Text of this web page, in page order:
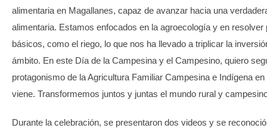
alimentaria en Magallanes, capaz de avanzar hacia una
alimentaria. Estamos enfocados en la agroecología y en resolver
básicos, como el riego, lo que nos ha llevado a triplicar la
ámbito. En este Día de la Campesina y el Campesino, quiero
protagonismo de la Agricultura Familiar Campesina e Indígena en
viene. Transformemos juntos y juntas el mundo rural y
Durante la celebración, se presentaron dos videos y se